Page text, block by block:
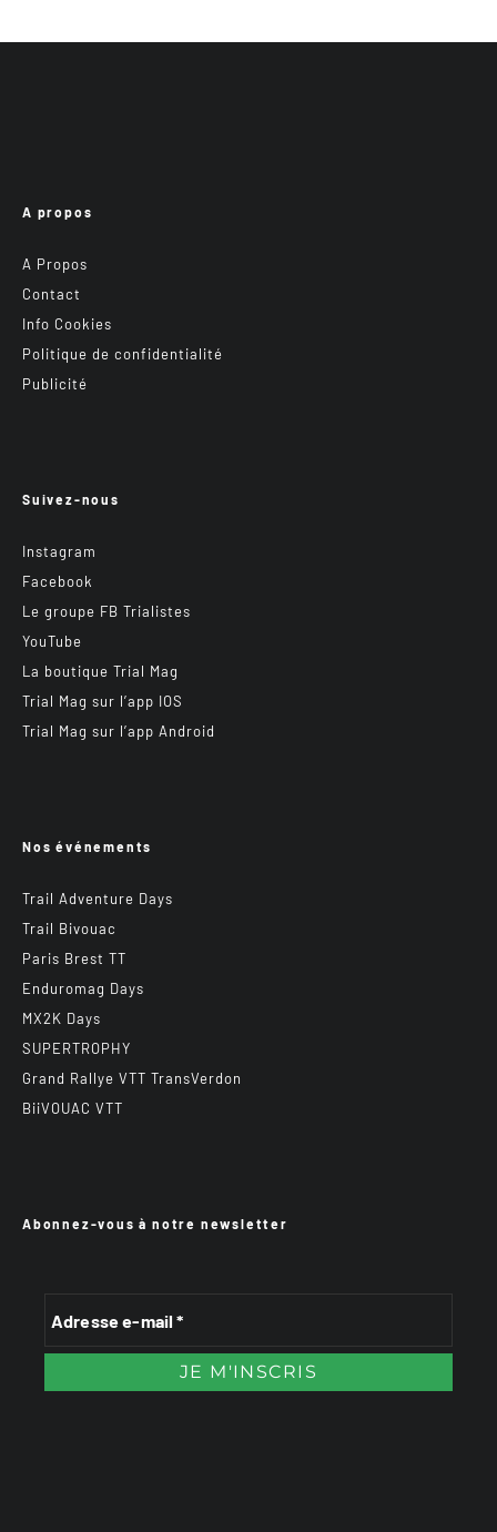
A propos
A Propos
Contact
Info Cookies
Politique de confidentialité
Publicité
Suivez-nous
Instagram
Facebook
Le groupe FB Trialistes
YouTube
La boutique Trial Mag
Trial Mag sur l’app IOS
Trial Mag sur l’app Android
Nos événements
Trail Adventure Days
Trail Bivouac
Paris Brest TT
Enduromag Days
MX2K Days
SUPERTROPHY
Grand Rallye VTT TransVerdon
BiiVOUAC VTT
Abonnez-vous à notre newsletter